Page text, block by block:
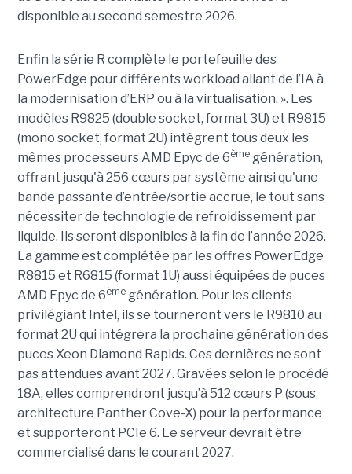
disponible au second semestre 2026.
Enfin la série R complète le portefeuille des
PowerEdge pour différents workload allant de l’IA à
la modernisation d’ERP ou à la virtualisation. ». Les
modèles R9825 (double socket, format 3U) et R9815
(mono socket, format 2U) intègrent tous deux les
mêmes processeurs AMD Epyc de 6èmegénération,
offrant jusqu'à 256 cœurs par système ainsi qu'une
bande passante d’entrée/sortie accrue, le tout sans
nécessiter de technologie de refroidissement par
liquide. Ils seront disponibles à la fin de l’année 2026.
La gamme est complétée par les offres PowerEdge
R8815 et R6815 (format 1U) aussi équipées de puces
AMD Epyc de 6èmegénération. Pour les clients
privilégiant Intel, ils se tourneront vers le R9810 au
format 2U qui intégrera la prochaine génération des
puces Xeon Diamond Rapids. Ces dernières ne sont
pas attendues avant 2027. Gravées selon le procédé
18A, elles comprendront jusqu’à 512 cœurs P (sous
architecture Panther Cove-X) pour la performance
et supporteront PCIe 6. Le serveur devrait être
commercialisé dans le courant 2027.